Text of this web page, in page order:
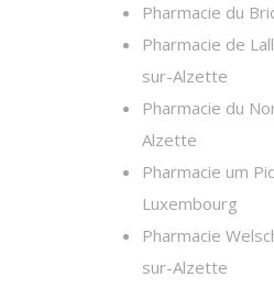
Pharmacie du
Pharmacie de
sur-Alzette
Pharmacie du
Alzette
Pharmacie um
Luxembourg
Pharmacie
sur-Alzette